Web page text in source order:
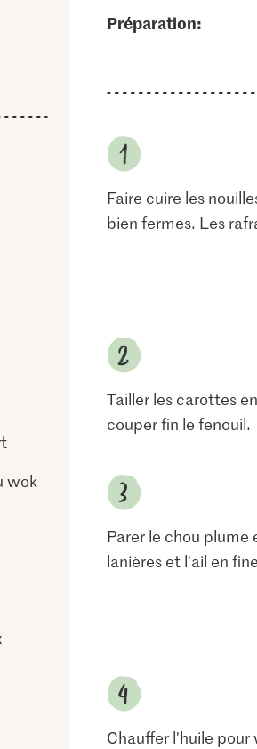
wok
Préparation:
Faire cuire les
bien fermes. Les
Tailler les carottes
couper fin le fenouil.
Parer le chou plume
lanières et l'ail en
Chauffer l'huile pour